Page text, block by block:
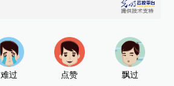
难过 点赞 飘过